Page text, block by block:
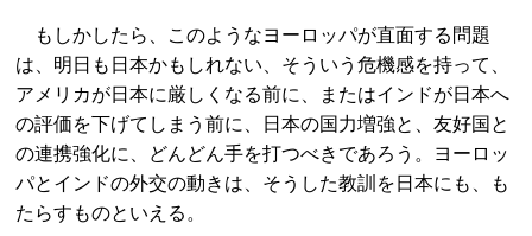
もしかしたら、このようなヨーロッパが直面する問題
は、明日も日本かもしれない、そういう危機感を持って、
アメリカが日本に厳しくなる前に、またはインドが日本へ
の評価を下げてしまう前に、日本の国力増強と、友好国と
の連携強化に、どんどん手を打つべきであろう。ヨーロッ
パとインドの外交の動きは、そうした教訓を日本にも、も
たらすものといえる。